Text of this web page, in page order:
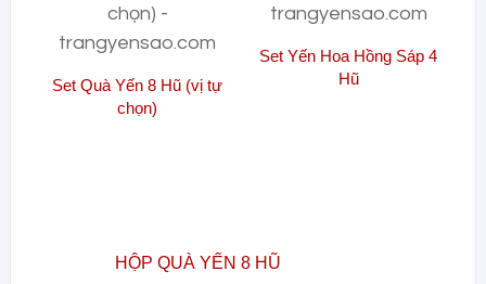
Set Quà Yến 8 Hũ (vị tự
chọn)
Set Yến Hoa Hồng Sáp 4
Hũ
HỘP QUÀ YẾN 8 HŨ